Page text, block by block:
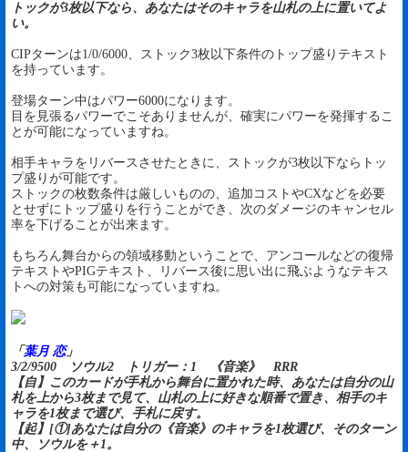
トックが3枚以下なら、あなたはそのキャラを山札の上に置いてよ
い。
CIPターンは1/0/6000、ストック3枚以下条件のトップ盛りテキスト
を持っています。
登場ターン中はパワー6000になります。
目を見張るパワーでこそありませんが、確実にパワーを発揮するこ
とが可能になっていますね。
相手キャラをリバースさせたときに、ストックが3枚以下ならトッ
プ盛りが可能です。
ストックの枚数条件は厳しいものの、追加コストやCXなどを必要
とせずにトップ盛りを行うことができ、次のダメージのキャンセル
率を下げることが出来ます。
もちろん舞台からの領域移動ということで、アンコールなどの復帰
テキストやPIGテキスト、リバース後に思い出に飛ぶようなテキス
トへの対策も可能になっていますね。
「 葉月 恋」
3/2/9500 ソウル2 トリガー：1 《音楽》 RRR
【自】このカードが手札から舞台に置かれた時、あなたは自分の山
札を上から3枚まで見て、山札の上に好きな順番で置き、相手のキ
ャラを1枚まで選び、手札に戻す。
【起】[①]あなたは自分の《音楽》のキャラを1枚選び、そのターン
中、ソウルを＋1。